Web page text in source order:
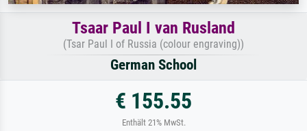
Tsaar Paul I van Rusland
(Tsar Paul I of Russia (colour engraving))
German School
€ 155.55
Enthält 21% MwSt.